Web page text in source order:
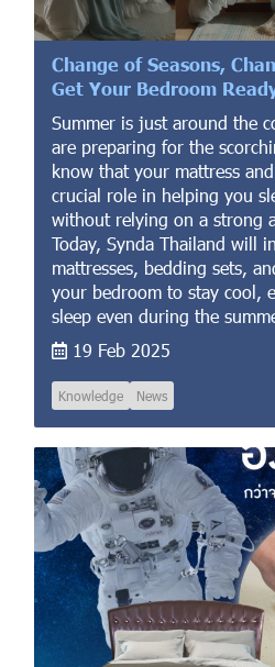
Change of Seasons,
Get Your Bedroom
Summer is just around the
are preparing for the
know that your mattress
crucial role in helping you
without relying on a strong
Today, Synda Thailand will
mattresses, bedding sets,
your bedroom to stay cool,
sleep even during the
19 Feb 2025
Knowledge News